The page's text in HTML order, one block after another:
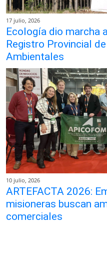
17 julio, 2026
Ecología dio marcha
Registro Provincial
Ambientales
10 julio, 2026
ARTEFACTA 2026:
misioneras buscan
comerciales